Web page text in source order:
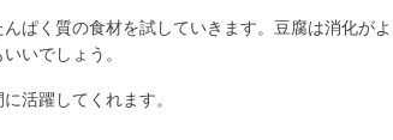
ぱく質の食材を試していきます。豆腐は消化がよ
いでしょう。
活躍してくれます。